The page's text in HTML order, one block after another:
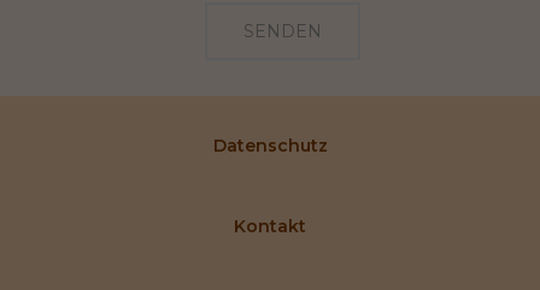
SENDEN
Datenschutz
Kontakt